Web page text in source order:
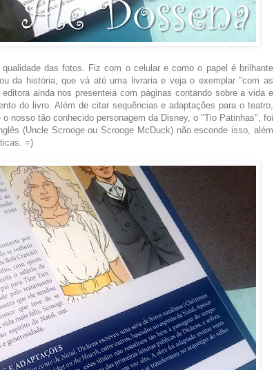
das fotos. Fiz com o celular e como o papel é brilhante
da história, que vá até uma livraria e veja o exemplar "com as
ainda nos presenteia com páginas contando sobre a vida e
do livro. Além de citar sequências e adaptações para o teatro,
nosso tão conhecido personagem da Disney, o "Tio Patinhas", foi
(Uncle Scrooge ou Scrooge McDuck) não esconde isso, além
=)